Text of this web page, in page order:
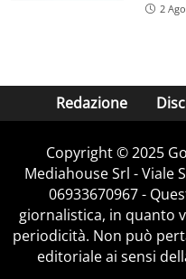
2
Redazione
Copyright © 2025
Mediahouse Srl - Viale
06933670967 -
giornalistica, in quanto
periodicità. Non può
editoriale ai sensi